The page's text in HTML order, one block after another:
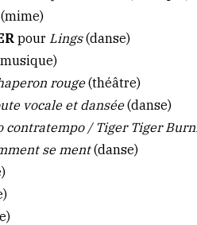
(mime)
pour Lings (danse)
rouge(théâtre)
vocale et dansée(danse)
contratempo / Tiger Tiger
se ment(danse)